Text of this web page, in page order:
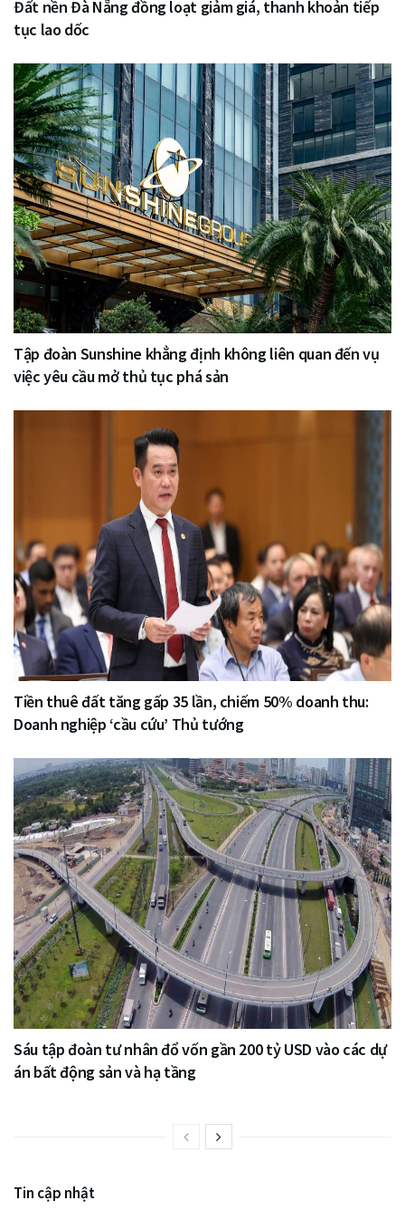
Đất nền Đà Nẵng đồng loạt giảm giá, thanh khoản tiếp
tục lao dốc
Tập đoàn Sunshine khẳng định không liên quan đến vụ
việc yêu cầu mở thủ tục phá sản
Tiền thuê đất tăng gấp 35 lần, chiếm 50% doanh thu:
Doanh nghiệp ‘cầu cứu’ Thủ tướng
Sáu tập đoàn tư nhân đổ vốn gần 200 tỷ USD vào các dự
án bất động sản và hạ tầng
Tin cập nhật